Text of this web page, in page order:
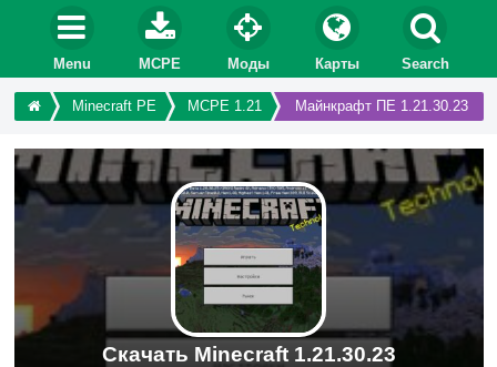
Menu MCPE Моды Карты Search
Minecraft PE MCPE 1.21 Майнкрафт ПЕ 1.21.30.23
Скачать Minecraft 1.21.30.23